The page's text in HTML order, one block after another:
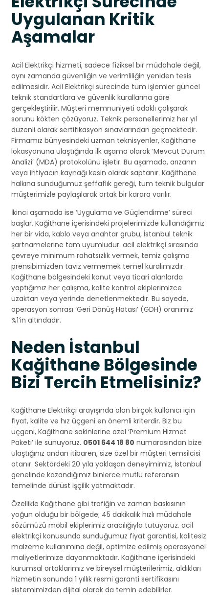
Uygulanan Kritik
Aşamalar
Acil Elektrikçi hizmeti, sadece fiziksel bir müdahale değil,
aynı zamanda güvenliğin ve verimliliğin yeniden tesis
edilmesidir. Acil Elektrikçi sürecinde tüm işlemler güncel
teknik standartlara ve güvenlik kurallarına göre
gerçekleştirilir. Müşteri memnuniyeti odaklı çalışarak
sorunu kökten çözüyoruz. Teknik personellerimiz her yıl
düzenli olarak sertifikasyon sınavlarından geçmektedir.
Firmamız bünyesindeki uzman teknisyenler, Kağithane
lokasyonuna ulaştığında ilk aşama olarak ‘Mevcut Durum
Analizi’ (MDA) protokolünü işletir. Bu aşamada, arızanın
veya ihtiyacın kaynağı kesin olarak saptanır. Kağithane
halkına sunduğumuz şeffaflık gereği, tüm teknik bulgular
müşterimizle paylaşılarak ortak bir karara varılır.
İkinci aşamada ise ‘Uygulama ve Güçlendirme’ süreci
başlar. Kağithane içerisindeki projelerimizde kullandığımız
her bir vida, kablo veya anahtar grubu, İstanbul teknik
şartnamelerine tam uyumludur. acil elektrikçi sırasında
çevreye minimum rahatsızlık vermek, temiz çalışma
prensibimizden taviz vermemek temel kuralımızdır.
Kağithane bölgesindeki konut veya ticari alanlarda
yaptığımız her çalışma, kalite kontrol ekiplerimizce
uzaktan veya yerinde denetlenmektedir. Bu sayede,
operasyon sonrası ‘Geri Dönüş Hatası’ (GDH) oranımız
%1’in altındadır.
Neden İstanbul
Kağithane Bölgesinde
Bizi Tercih Etmelisiniz?
Kağithane Elektrikçi arayışında olan birçok kullanıcı için
fiyat, kalite ve hız üçgeni en önemli kriterdir. Biz bu
üçgeni, Kağithane sakinlerine özel ‘Premium Hizmet
Paketi’ ile sunuyoruz. 0501 644 18 80 numarasından bize
ulaştığınız andan itibaren, size özel bir müşteri temsilcisi
atanır. Sektördeki 20 yıla yaklaşan deneyimimiz, İstanbul
genelinde kazandığımız binlerce mutlu referansın
temelinde dürüst işçilik yatmaktadır.
Özellikle Kağithane gibi trafiğin ve zaman baskısının
yoğun olduğu bir bölgede; 45 dakikalık hızlı müdahale
sözümüzü mobil ekiplerimiz aracılığıyla tutuyoruz. acil
elektrikçi konusunda sunduğumuz fiyat garantisi, kalitesiz
malzeme kullanımına değil, optimize edilmiş operasyonel
maliyetlerimize dayanmaktadır. Kağithane içerisindeki
kurumsal ortaklarımız ve bireysel müşterilerimiz, aldıkları
hizmetin sonunda 1 yıllık resmi garanti sertifikasını
sistemimizden dijital olarak da temin edebilirler.